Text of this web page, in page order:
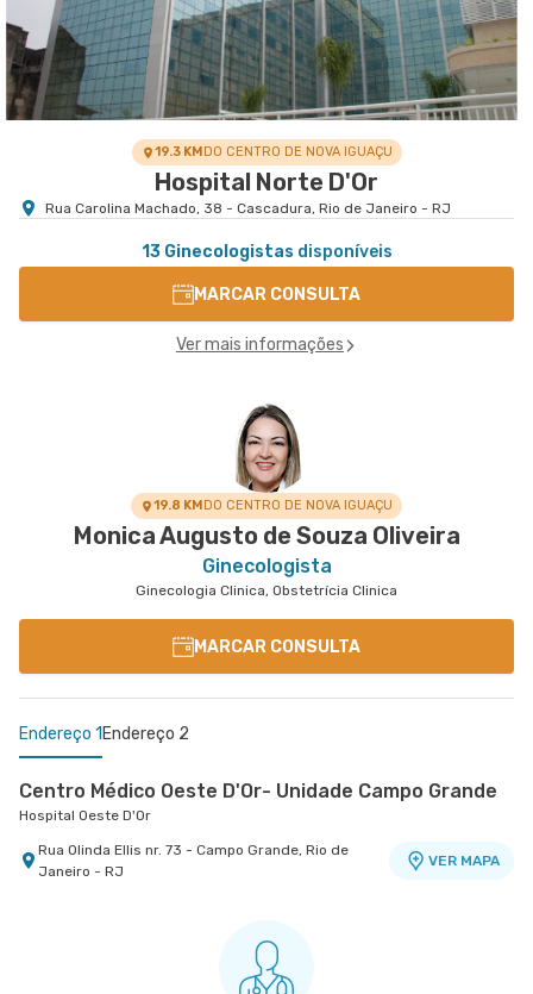
19.3 KMDO CENTRO DE NOVA IGUAÇU
Hospital Norte D'Or
Rua Carolina Machado, 38 - Cascadura, Rio de Janeiro - RJ
13 Ginecologistas disponíveis
MARCAR CONSULTA
Ver mais informações
19.8 KMDO CENTRO DE NOVA IGUAÇU
Monica Augusto de Souza Oliveira
Ginecologista
Ginecologia Clinica, Obstetrícia Clinica
MARCAR CONSULTA
Endereço 1 Endereço 2
Centro Médico Oeste D'Or- Unidade Campo Grande
Hospital Oeste D'Or
Rua Olinda Ellis nr. 73 - Campo Grande, Rio de
Janeiro - RJ
VER MAPA
Rua Augusto Camossa Saldanha nr. 55 2º Andar
- Barra da Tijuca, Rio de Janeiro - RJ